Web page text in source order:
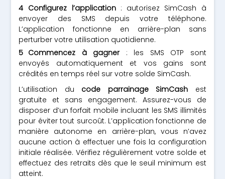
Configurez l’application: autorisez SimCash à
envoyer des SMS depuis votre téléphone.
L’application fonctionne en arrière-plan sans
perturber votre utilisation quotidienne.
Commencez à gagner: les SMS OTP sont
envoyés automatiquement et vos gains sont
crédités en temps réel sur votre solde SimCash.
L’utilisation du code parrainage SimCash est
gratuite et sans engagement. Assurez-vous de
disposer d’un forfait mobile incluant les SMS illimités
pour éviter tout surcoût. L’application fonctionne de
manière autonome en arrière-plan, vous n’avez
aucune action à effectuer une fois la configuration
initiale réalisée. Vérifiez régulièrement votre solde et
effectuez des retraits dès que le seuil minimum est
atteint.